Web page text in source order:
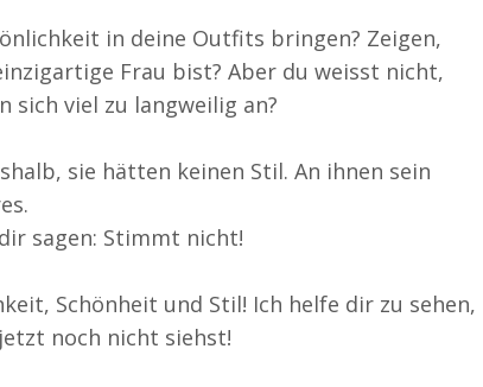
in deine Outfits bringen? Zeigen,
Frau bist? Aber du weisst nicht,
sich viel zu langweilig an?
sie hätten keinen Stil. An ihnen sein
sagen: Stimmt nicht!
Schönheit und Stil! Ich helfe dir zu sehen,
noch nicht siehst!